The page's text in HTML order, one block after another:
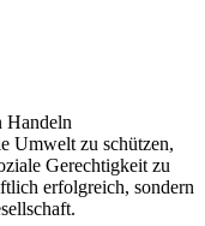
Handeln
Umwelt zu schützen,
Gerechtigkeit zu
erfolgreich, sondern